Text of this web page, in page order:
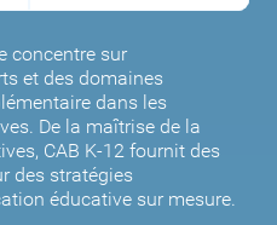
concentre sur
et des domaines
dans les
De la maîtrise de la
CAB K-12 fournit des
des stratégies
éducative sur mesure.